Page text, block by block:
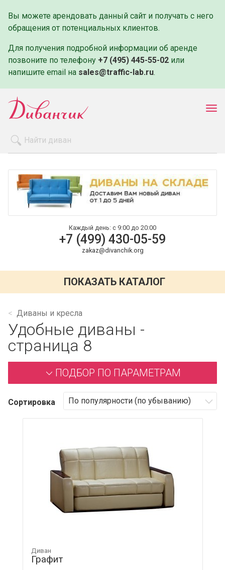
Вы можете арендовать данный сайт и получать с него
обращения от потенциальных клиентов.
Для получения подробной информации об аренде
позвоните по телефону +7 (495) 445-55-02 или
напишите email на sales@traffic-lab.ru.
Оплата и доставка
Контакты
Каждый день: с 9:00 до 20:00
+7 (499) 430-05-59
zakaz@divanchik.org
ПОКАЗАТЬ КАТАЛОГ
Диваны и кресла
Удобные диваны -
страница 8
ПОДБОР ПО ПАРАМЕТРАМ
Сортировка
Диван
Графит